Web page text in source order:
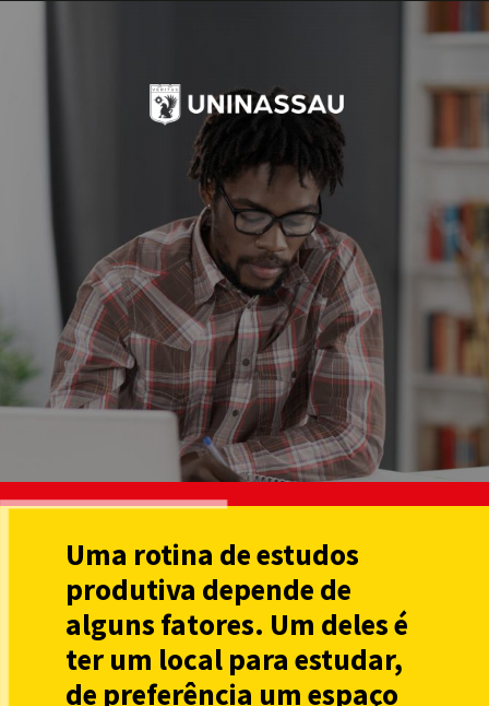
Uma rotina de estudos
produtiva depende de
alguns fatores. Um deles é
ter um local para estudar,
de preferência um espaço